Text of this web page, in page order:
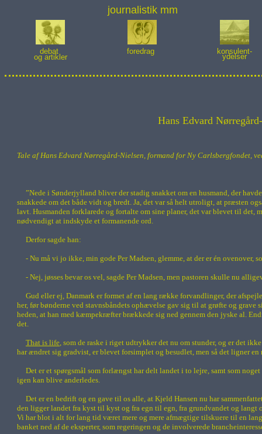
journalistik mm
debat
og artikler
foredrag konsulent-
ydelser
Hans Edvard
Tale af Hans Edvard Nørregård-Nielsen, formand for Ny Carlsbergfondet,
”Nede i Sønderjylland bliver der stadig snakket om en husmand, der
snakkede om det både vidt og bredt. Ja, det var så helt utroligt, at præsten
lavt. Husmanden forklarede og fortalte om sine planer, det var blevet til det,
nødvendigt at indskyde et formanende ord.
Derfor sagde han:
- Nu må vi jo ikke, min gode Per Madsen, glemme, at der er én ovenover,
- Nej, jøsses bevar os vel, sagde Per Madsen, men pastoren skulle nu
Gud eller ej, Danmark er formet af en lang række forvandlinger, der
her, før bønderne ved stavnsbåndets ophævelse gav sig til at grøfte og
heden, at han med kæmpekræfter brækkede sig ned gennem den jyske al.
det.
That is life, som de raske i riget udtrykker det nu om stunder, og er det
har ændret sig gradvist, er blevet forsimplet og besudlet, men så det ligner
Det er et spørgsmål som forlængst har delt landet i to lejre, samt som
igen kan blive anderledes.
Det er en bedrift og en gave til os alle, at Kjeld Hansen nu har
den ligger landet fra kyst til kyst og fra egn til egn, fra grundvandet og langt
Vi har blot i alt for lang tid været mere og mere afmægtige tilskuere til en
banket ned af de eksperter, som regeringen og de involverede